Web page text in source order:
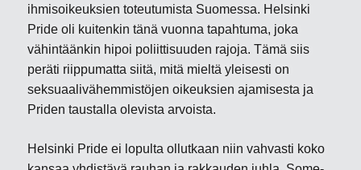
ihmisoikeuksien toteutumista Suomessa. Helsinki
Pride oli kuitenkin tänä vuonna tapahtuma, joka
vähintäänkin hipoi poliittisuuden rajoja. Tämä siis
peräti riippumatta siitä, mitä mieltä yleisesti on
seksuaalivähemmistöjen oikeuksien ajamisesta ja
Priden taustalla olevista arvoista.
Helsinki Pride ei lopulta ollutkaan niin vahvasti koko